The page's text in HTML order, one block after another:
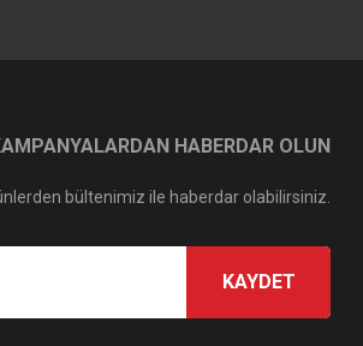
HABERDAR OLUN
bültenimiz ile haberdar olabilirsiniz.
KAYDET